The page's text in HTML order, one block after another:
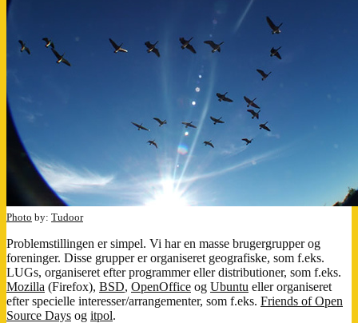
Photo by: Tudoor
Problemstillingen er simpel. Vi har en masse brugergrupper og
foreninger. Disse grupper er organiseret geografiske, som f.eks.
LUGs, organiseret efter programmer eller distributioner, som f.eks.
Mozilla (Firefox), BSD, OpenOffice og Ubuntu eller organiseret
efter specielle interesser/arrangementer, som f.eks. Friends of Open
Source Days og itpol.